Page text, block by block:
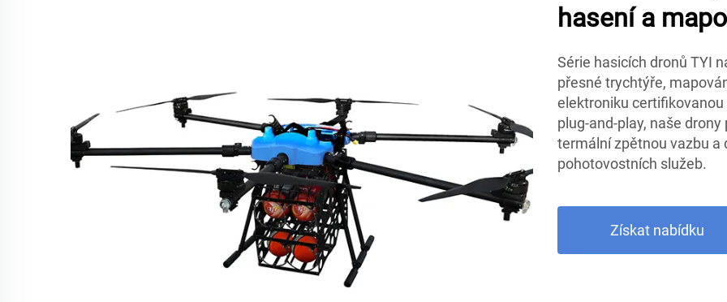
hasení a
Série hasicích dronů TYI
přesné trychtýře,
elektroniku
plug-and-play, naše
termální zpětnou vazbu a
pohotovostních služeb.
Získat nabídku